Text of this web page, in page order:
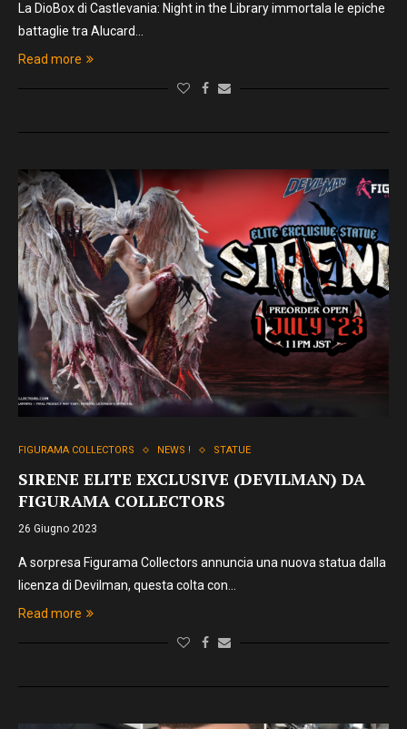
La DioBox di Castlevania: Night in the Library immortala le epiche
battaglie tra Alucard…
Read more
FIGURAMA COLLECTORS NEWS ! STATUE
SIRENE ELITE EXCLUSIVE (DEVILMAN) DA
FIGURAMA COLLECTORS
26 Giugno 2023
A sorpresa Figurama Collectors annuncia una nuova statua dalla
licenza di Devilman, questa colta con…
Read more